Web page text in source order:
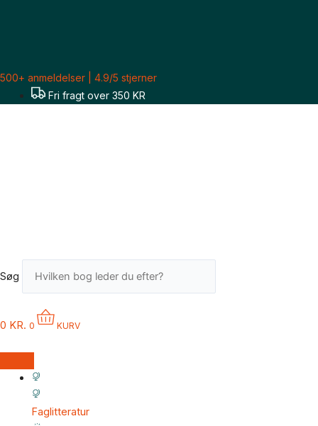
500+ anmeldelser | 4.9/5 stjerner
Fri fragt over 350 KR
Søg
0 KR. 0 KURV
Faglitteratur